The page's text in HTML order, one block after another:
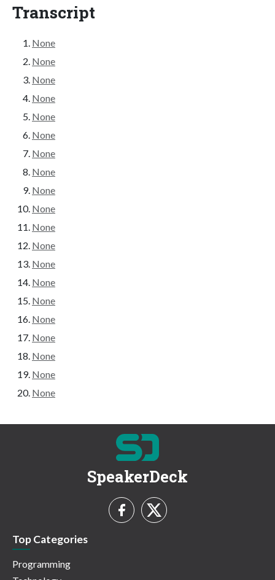
Transcript
None
None
None
None
None
None
None
None
None
None
None
None
None
None
None
None
None
None
None
None
SpeakerDeck
Top Categories
Programming